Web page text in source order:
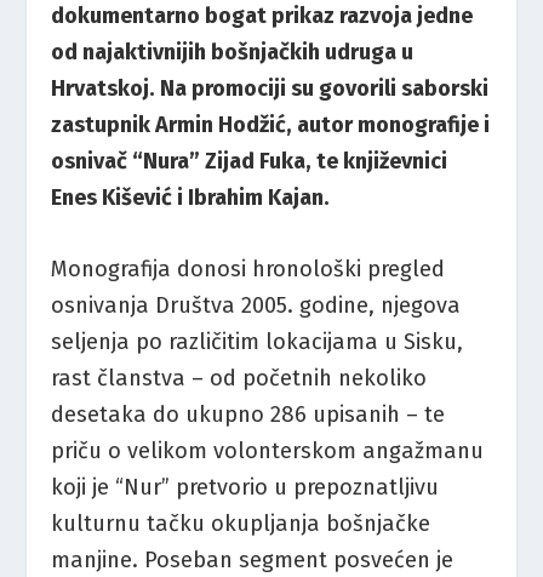
dokumentarno bogat prikaz razvoja jedne
od najaktivnijih bošnjačkih udruga u
Hrvatskoj. Na promociji su govorili saborski
zastupnik Armin Hodžić, autor monografije i
osnivač “Nura” Zijad Fuka, te književnici
Enes Kišević i Ibrahim Kajan.
Monografija donosi hronološki pregled
osnivanja Društva 2005. godine, njegova
seljenja po različitim lokacijama u Sisku,
rast članstva – od početnih nekoliko
desetaka do ukupno 286 upisanih – te
priču o velikom volonterskom angažmanu
koji je “Nur” pretvorio u prepoznatljivu
kulturnu tačku okupljanja bošnjačke
manjine. Poseban segment posvećen je